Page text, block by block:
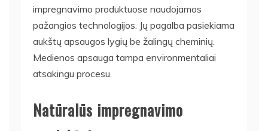
impregnavimo produktuose naudojamos
pažangios technologijos. Jų pagalba pasiekiama
aukštų apsaugos lygių be žalingų cheminių.
Medienos apsauga tampa environmentaliai
atsakingu procesu.
Natūralūs impregnavimo